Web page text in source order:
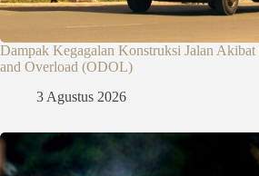
Dampak Kegagalan Konstruksi Jalan
and Overload (ODOL)
3 Agustus 2026